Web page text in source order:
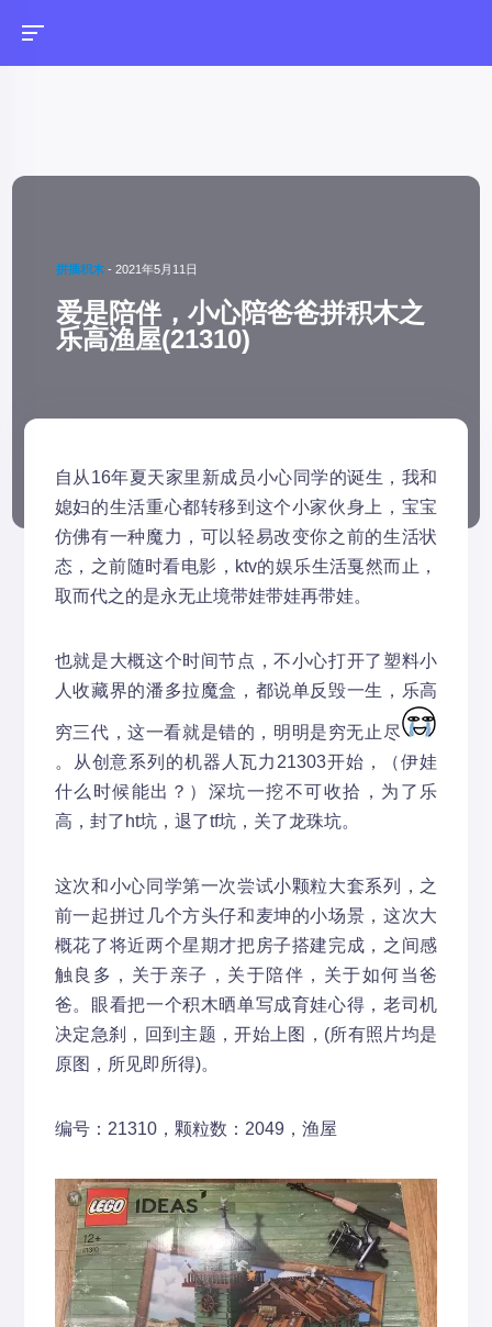
拼插积木 -2021年5月11日
爱是陪伴，小心陪爸爸拼积木之
乐高渔屋(21310)
自从16年夏天家里新成员小心同学的诞生，我和
媳妇的生活重心都转移到这个小家伙身上，宝宝
仿佛有一种魔力，可以轻易改变你之前的生活状
态，之前随时看电影，ktv的娱乐生活戛然而止，
取而代之的是永无止境带娃带娃再带娃。
也就是大概这个时间节点，不小心打开了塑料小
人收藏界的潘多拉魔盒，都说单反毁一生，乐高
穷三代，这一看就是错的，明明是穷无止尽
。从创意系列的机器人瓦力21303开始，（伊娃
什么时候能出？）深坑一挖不可收拾，为了乐
高，封了ht坑，退了tf坑，关了龙珠坑。
这次和小心同学第一次尝试小颗粒大套系列，之
前一起拼过几个方头仔和麦坤的小场景，这次大
概花了将近两个星期才把房子搭建完成，之间感
触良多，关于亲子，关于陪伴，关于如何当爸
爸。眼看把一个积木晒单写成育娃心得，老司机
决定急刹，回到主题，开始上图， (所有照片均是
原图，所见即所得)。
编号：21310，颗粒数：2049，渔屋